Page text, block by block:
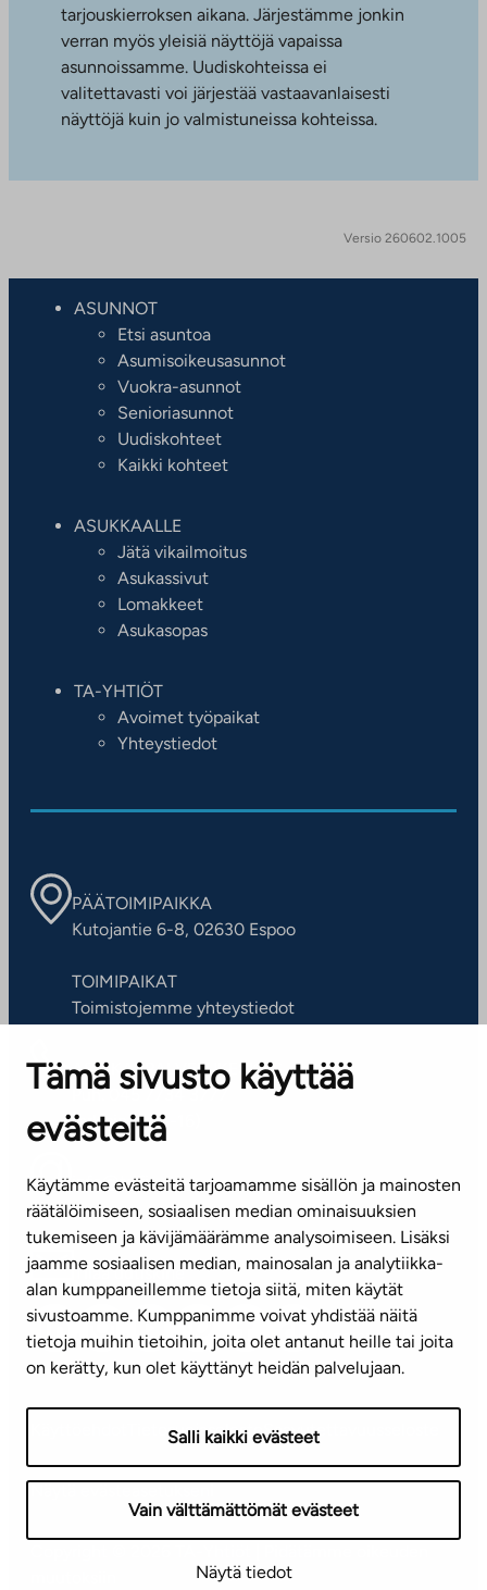
Tämä sivusto käyttää
evästeitä
Käytämme evästeitä tarjoamamme sisällön ja mainosten
räätälöimiseen, sosiaalisen median ominaisuuksien
tukemiseen ja kävijämäärämme analysoimiseen. Lisäksi
jaamme sosiaalisen median, mainosalan ja analytiikka-
alan kumppaneillemme tietoja siitä, miten käytät
sivustoamme. Kumppanimme voivat yhdistää näitä
tietoja muihin tietoihin, joita olet antanut heille tai joita
on kerätty, kun olet käyttänyt heidän palvelujaan.
Salli kaikki evästeet
Vain välttämättömät evästeet
Näytä tiedot
tarjouskierroksen aikana. Järjestämme jonkin
verran myös yleisiä näyttöjä vapaissa
asunnoissamme. Uudiskohteissa ei
valitettavasti voi järjestää vastaavanlaisesti
näyttöjä kuin jo valmistuneissa kohteissa.
Versio 260602.1005
ASUNNOT
Etsi asuntoa
Asumisoikeusasunnot
Vuokra-asunnot
Senioriasunnot
Uudiskohteet
Kaikki kohteet
ASUKKAALLE
Jätä vikailmoitus
Asukassivut
Lomakkeet
Asukasopas
TA-YHTIÖT
Avoimet työpaikat
Yhteystiedot
PÄÄTOIMIPAIKKA
Kutojantie 6-8, 02630 Espoo
TOIMIPAIKAT
Toimistojemme yhteystiedot
ASIAKASPALVELUKESKUS
Puh. 045 7734 3777
(arkisin klo 8-16)
info@ta.fi
Tilaa uutiskirje
Mediapankki
TietosuojaselosteSaavutettavuusseloste